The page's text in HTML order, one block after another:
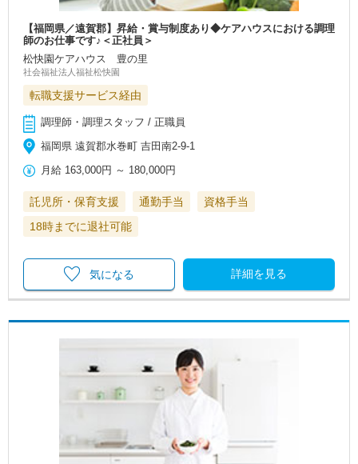
【福岡県／遠賀郡】昇給・賞与制度あり◆ケアハウスにおける調理
師のお仕事です♪＜正社員＞
松快園ケアハウス 豊の里
社会福祉法人福祉松快園
転職支援サービス経由
調理師・調理スタッフ / 正職員
福岡県 遠賀郡水巻町 吉田南2-9-1
月給 163,000円 ～ 180,000円
託児所・保育支援 通勤手当
資格手当
18時までに退社可能
詳細を見る
気になる